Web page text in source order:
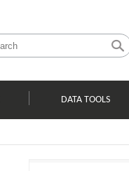
DATA TOOLS